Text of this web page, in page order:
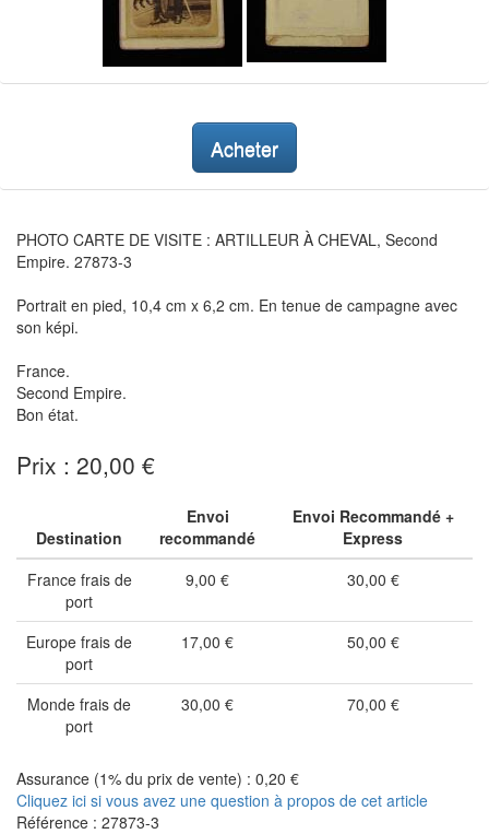
Acheter
PHOTO CARTE DE VISITE : ARTILLEUR À CHEVAL, Second
Empire. 27873-3
Portrait en pied, 10,4 cm x 6,2 cm. En tenue de campagne avec
son képi.
France.
Second Empire.
Bon état.
Prix : 20,00 €
Destination
Envoi
recommandé
Envoi Recommandé +
Express
France frais de
port
9,00 € 30,00 €
Europe frais de
port
17,00 € 50,00 €
Monde frais de
port
30,00 € 70,00 €
Assurance (1% du prix de vente) : 0,20 €
Cliquez ici si vous avez une question à propos de cet article
Référence : 27873-3